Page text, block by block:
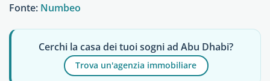
Fonte: Numbeo
Cerchi la casa dei tuoi sogni ad Abu Dhabi?
Trova un'agenzia immobiliare